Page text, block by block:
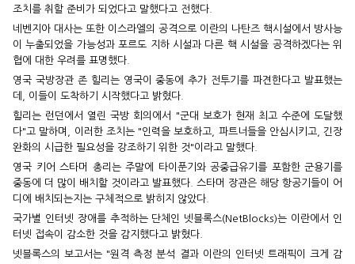
조치를 취할 준비가 되었다고 말했다고 전했다.
네벤지아 대사는 또한 이스라엘의 공격으로 이란의 나탄즈 핵시설에서 방사능
이 누출되었을 가능성과 포르도 지하 시설과 다른 핵 시설을 공격하겠다는 위
협에 대한 우려를 표명했다.
영국 국방장관 존 힐리는 영국이 중동에 추가 전투기를 파견한다고 발표했는
데, 이들이 도착하기 시작했다고 밝혔다.
힐리는 런던에서 열린 국방 회의에서 "군대 보호가 현재 최고 수준에 도달했
다"고 말하며, 이러한 조치는 "인력을 보호하고, 파트너들을 안심시키고, 긴장
완화의 시급한 필요성을 강조하기 위한 것"이라고 말했다.
영국 키어 스타머 총리는 주말에 타이푼기와 공중급유기를 포함한 군용기를
중동에 더 많이 배치할 것이라고 발표했다. 스타머 장관은 해당 항공기들이 어
디에 배치되는지는 구체적으로 밝히지 않았다.
국가별 인터넷 장애를 추적하는 단체인 넷블록스(NetBlocks)는 이란에서 인
터넷 접속이 감소한 것을 감지했다고 밝혔다.
넷블록스의 보고서는 "원격 측정 분석 결과 이란의 인터넷 트래픽이 크게 감